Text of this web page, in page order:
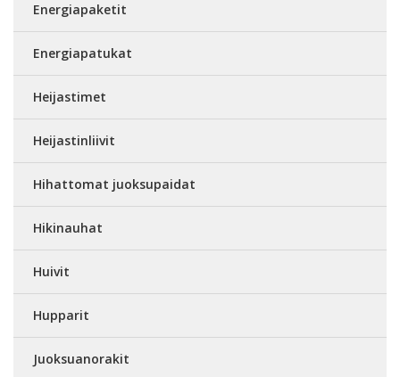
Energiapaketit
Energiapatukat
Heijastimet
Heijastinliivit
Hihattomat juoksupaidat
Hikinauhat
Huivit
Hupparit
Juoksuanorakit